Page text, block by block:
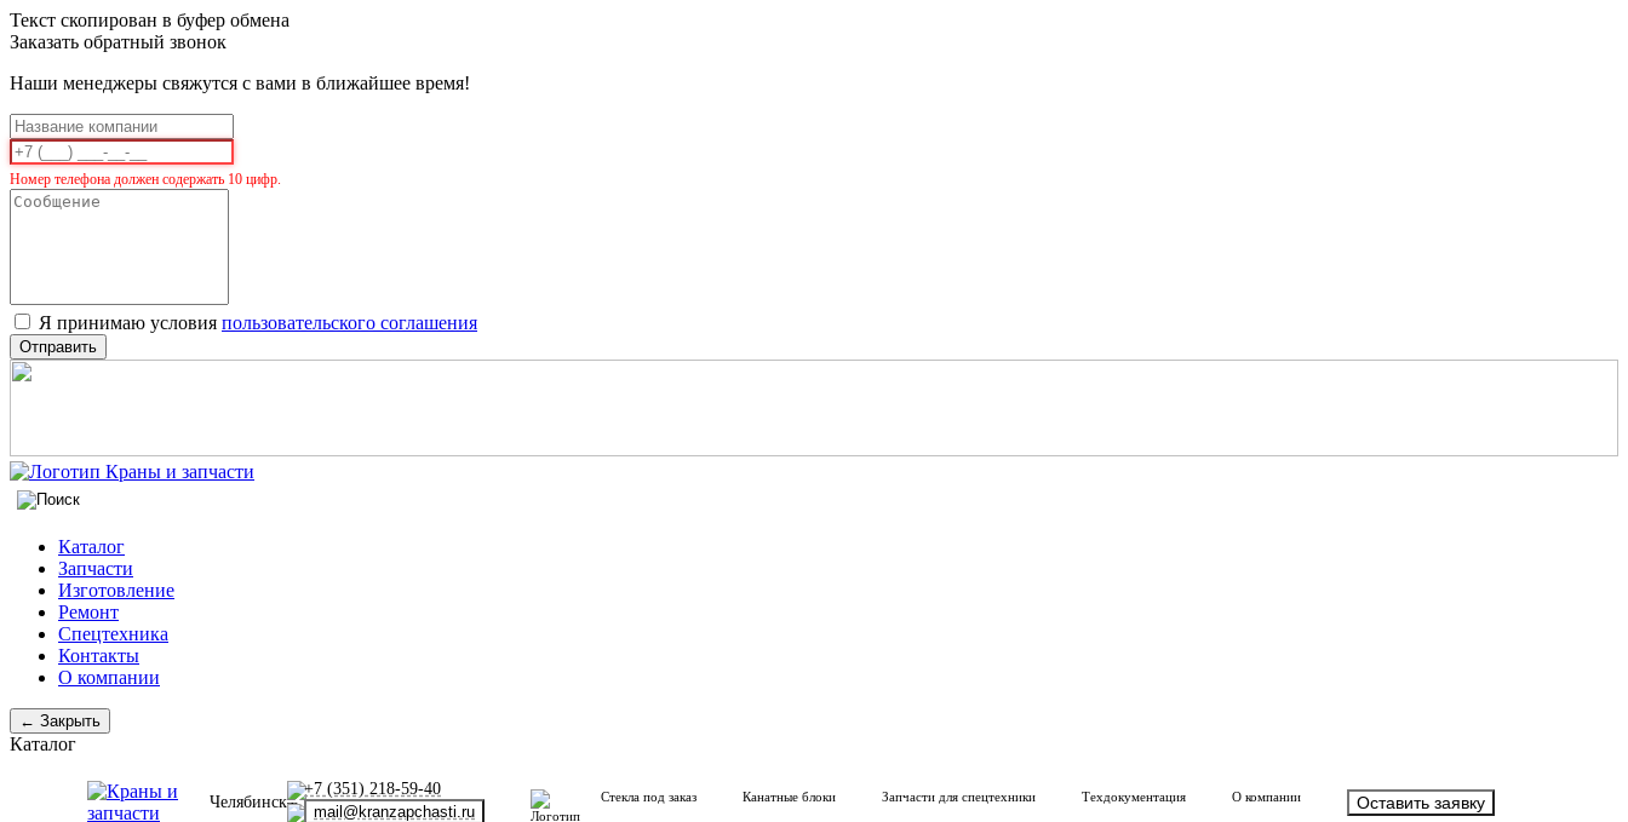
Текст скопирован в буфер обмена
Заказать обратный звонок
Наши менеджеры свяжутся с вами в ближайшее время!
Номер телефона должен содержать 10 цифр.
Я принимаю условия пользовательского соглашения
Отправить
Каталог
Запчасти
Изготовление
Ремонт
Спецтехника
Контакты
О компании
← Закрыть
Каталог
Челябинск
+7 (351) 218-59-40
mail@kranzapchasti.ru
Стекла под заказ Канатные блоки Запчасти для спецтехники Техдокументация О компании Оставить заявку